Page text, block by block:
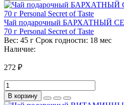
Чай подарочный БАРХАТНЫЙ
70 г Personal Secret of Taste
Вес: 45 г Срок годности: 18 мес
Наличие:
272 ₽
В корзину